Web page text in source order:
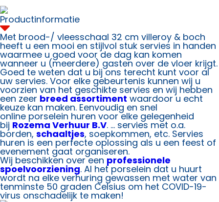
cm
villeroy
aantal
Productinformatie
Met brood-/ vleesschaal 32 cm villeroy & boch
heeft u een mooi en stijlvol stuk servies in handen
waarmee u goed voor de dag kan komen
wanneer u (meerdere) gasten over de vloer krijgt.
Goed te weten dat u bij ons terecht kunt voor al
uw servies. Voor elke gebeurtenis kunnen wij u
voorzien van het geschikte servies en wij hebben
een zeer breed assortiment waardoor u echt
keuze kan maken. Eenvoudig en snel
online porselein huren voor elke gelegenheid
bij Rozema Verhuur B.V. … servies met o.a.
borden, schaaltjes, soepkommen, etc. Servies
huren is een perfecte oplossing als u een feest of
evenement gaat organiseren.
Wij beschikken over een professionele
spoelvoorziening. Al het porselein dat u huurt
wordt na elke verhuring gewassen met water van
tenminste 50 graden Celsius om het COVID-19-
virus onschadelijk te maken!